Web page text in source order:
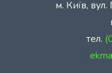
м. Київ,
тел.